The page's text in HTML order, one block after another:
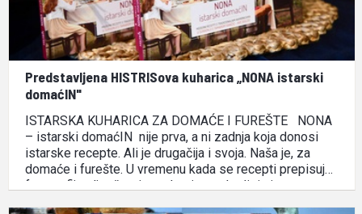
Predstavljena HISTRISova kuharica „NONA istarski
domaćIN"
ISTARSKA KUHARICA ZA DOMAĆE I FUREŠTE NONA
– istarski domaćIN nije prva, a ni zadnja koja donosi
istarske recepte. Ali je drugačija i svoja. Naša je, za
domaće i furešte. U vremenu kada se recepti prepisuju,
fotografije uljepšavaju, a okusi standardiziraju, ova